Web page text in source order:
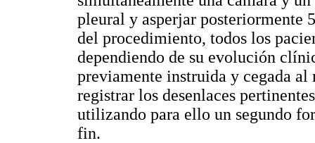
pleural y asperjar posteriormente
del procedimiento, todos los
dependiendo de su evolución
previamente instruida y cegada
registrar los desenlaces
utilizando para ello un segundo
fin.